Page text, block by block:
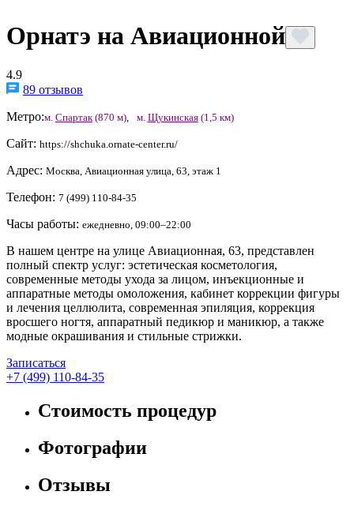
Орнатэ на Авиационной
4.9
89 отзывов
Метро:м. Спартак (870 м) м. Щукинская(1,5 км)
Сайт: https://shchuka.ornate-center.ru/
Адрес: Москва, Авиационная улица, 63, этаж 1
Телефон: 7 (499) 110-84-35
Часы работы: ежедневно, 09:00–22:00
В нашем центре на улице Авиационная, 63, представлен
полный спектр услуг: эстетическая косметология,
современные методы ухода за лицом, инъекционные и
аппаратные методы омоложения, кабинет коррекции фигуры
и лечения целлюлита, современная эпиляция, коррекция
вросшего ногтя, аппаратный педикюр и маникюр, а также
модные окрашивания и стильные стрижки.
Записаться
+7 (499) 110-84-35
Стоимость процедур
Фотографии
Отзывы